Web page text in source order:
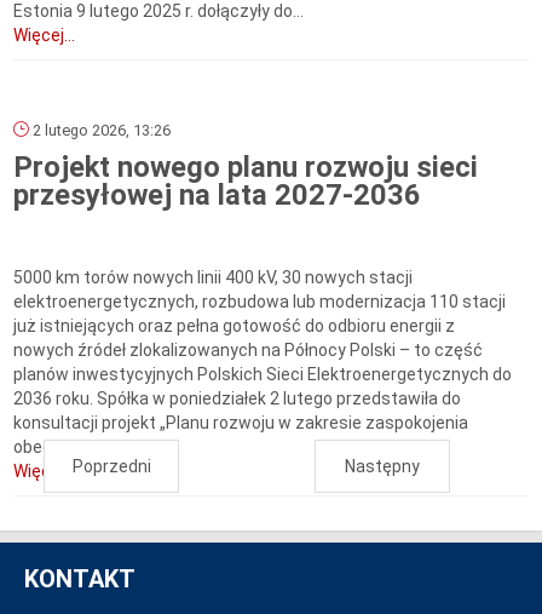
Estonia 9 lutego 2025 r. dołączyły do...
Więcej...
2 lutego 2026, 13:26
Projekt nowego planu rozwoju sieci
przesyłowej na lata 2027-2036
5000 km torów nowych linii 400 kV, 30 nowych stacji
elektroenergetycznych, rozbudowa lub modernizacja 110 stacji
już istniejących oraz pełna gotowość do odbioru energii z
nowych źródeł zlokalizowanych na Północy Polski – to część
planów inwestycyjnych Polskich Sieci Elektroenergetycznych do
2036 roku. Spółka w poniedziałek 2 lutego przedstawiła do
konsultacji projekt „Planu rozwoju w zakresie zaspokojenia
obecnego i...
Więcej...Poprzedni Następny
KONTAKT